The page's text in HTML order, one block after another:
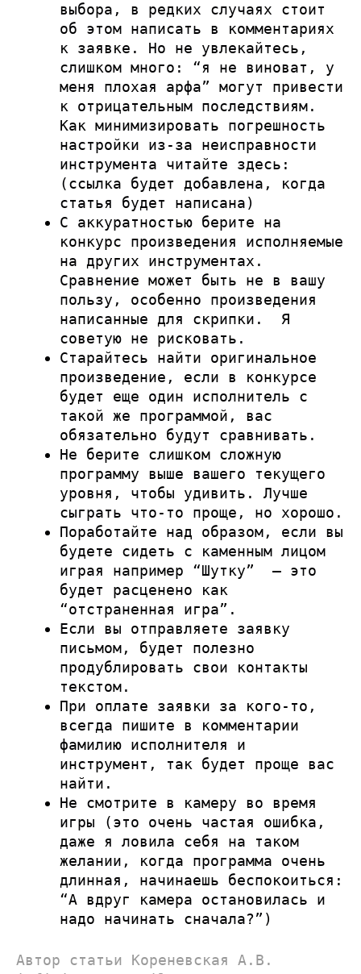
выбора, в редких случаях стоит
об этом написать в комментариях
к заявке. Но не увлекайтесь,
слишком много: “я не виноват, у
меня плохая арфа” могут привести
к отрицательным последствиям.
Как минимизировать погрешность
настройки из-за неисправности
инструмента читайте здесь:
(ссылка будет добавлена, когда
статья будет написана)
С аккуратностью берите на
конкурс произведения исполняемые
на других инструментах.
Сравнение может быть не в вашу
пользу, особенно произведения
написанные для скрипки. Я
советую не рисковать.
Старайтесь найти оригинальное
произведение, если в конкурсе
будет еще один исполнитель с
такой же программой, вас
обязательно будут сравнивать.
Не берите слишком сложную
программу выше вашего текущего
уровня, чтобы удивить. Лучше
сыграть что-то проще, но хорошо.
Поработайте над образом, если вы
будете сидеть с каменным лицом
играя например “Шутку” – это
будет расценено как
“отстраненная игра”.
Если вы отправляете заявку
письмом, будет полезно
продублировать свои контакты
текстом.
При оплате заявки за кого-то,
всегда пишите в комментарии
фамилию исполнителя и
инструмент, так будет проще вас
найти.
Не смотрите в камеру во время
игры (это очень частая ошибка,
даже я ловила себя на таком
желании, когда программа очень
длинная, начинаешь беспокоиться:
“А вдруг камера остановилась и
надо начинать сначала?”)
Автор статьи Кореневская А.В.